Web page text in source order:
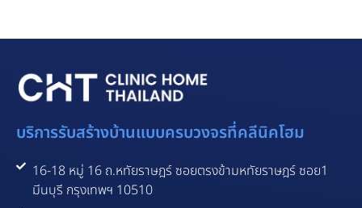
บริการรับสร้างบ้านแบบครบวงจรที่คลีนิคโฮม
16-18 หมู่ 16 ถ.หทัยราษฎร์ ซอยตรงข้ามหทัยราษฎร์ ซอย1
มีนบุรี กรุงเทพฯ 10510